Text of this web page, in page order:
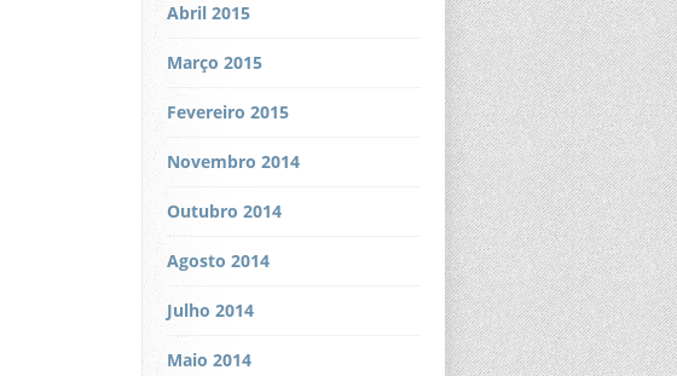
Abril 2015
Março 2015
Fevereiro 2015
Novembro 2014
Outubro 2014
Agosto 2014
Julho 2014
Maio 2014